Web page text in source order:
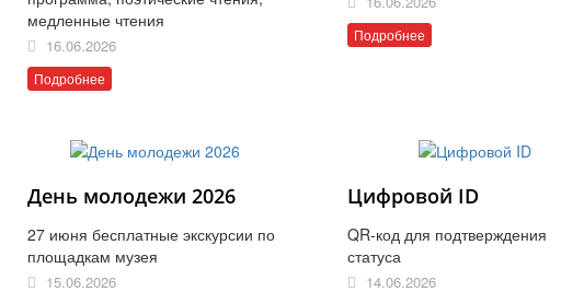
медленные чтения
16.06.2026
Подробнее
Подробнее
День молодежи 2026
27 июня бесплатные экскурсии по
площадкам музея
15.06.2026
Цифровой ID
QR-код для подтверждения
статуса
14.06.2026